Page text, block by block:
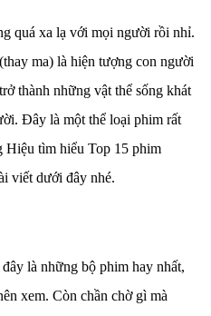
quá xa lạ với mọi người rồi nhỉ.
ma) là hiện tượng con người
thành những vật thể sống khát
Đây là một thể loại phim rất
Hiệu tìm hiểu Top 15 phim
viết dưới đây nhé.
là những bộ phim hay nhất,
xem. Còn chần chờ gì mà